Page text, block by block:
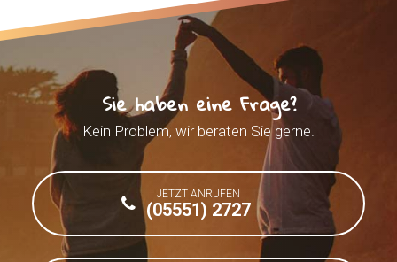
Sie haben eine Frage?
Kein Problem, wir beraten Sie gerne.
JETZT ANRUFEN
(05551) 2727